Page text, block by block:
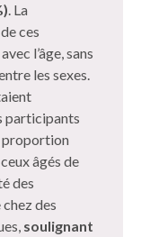
. La
ces
l’âge, sans
les sexes.
participants
proportion
âgés de
des
des
soulignant